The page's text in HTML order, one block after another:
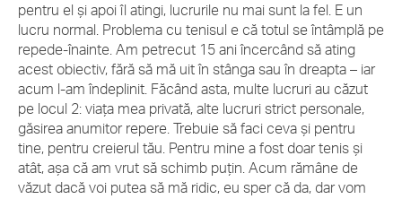
pentru el și apoi îl atingi, lucrurile nu mai sunt la fel. E un
lucru normal. Problema cu tenisul e că totul se întâmplă pe
repede-înainte. Am petrecut 15 ani încercând să ating
acest obiectiv, fără să mă uit în stânga sau în dreapta – iar
acum l-am îndeplinit. Făcând asta, multe lucruri au căzut
pe locul 2: viața mea privată, alte lucruri strict personale,
găsirea anumitor repere. Trebuie să faci ceva și pentru
tine, pentru creierul tău. Pentru mine a fost doar tenis și
atât, așa că am vrut să schimb puțin. Acum rămâne de
văzut dacă voi putea să mă ridic, eu sper că da, dar vom